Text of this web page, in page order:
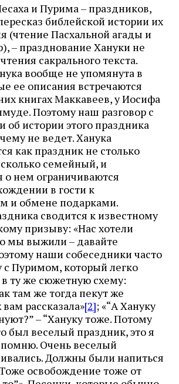
и Пурима – праздников,
библейской истории их
(чтение Пасхальной агады и
– празднование Хануки не
сакрального текста.
вообще не упомянута в
ее описания встречаются
книгах Маккавеев, у Иосифа
Поэтому наш разговор с
истории этого праздника
не ведет. Ханука
как праздник не столько
семейный, и
нем ограничиваются
в гости к
и обмене подарками.
сводится к известному
призыву: «Нас хотели
мы выжили – давайте
наши собеседники часто
с Пуримом, который легко
ту же сюжетную схему:
там же тогда пекут же
рассказала»[2]; «“А Хануку
– “Хануку тоже. Потому
был веселый праздник, это я
Очень веселый
Должны были напиться
освобождение тоже от